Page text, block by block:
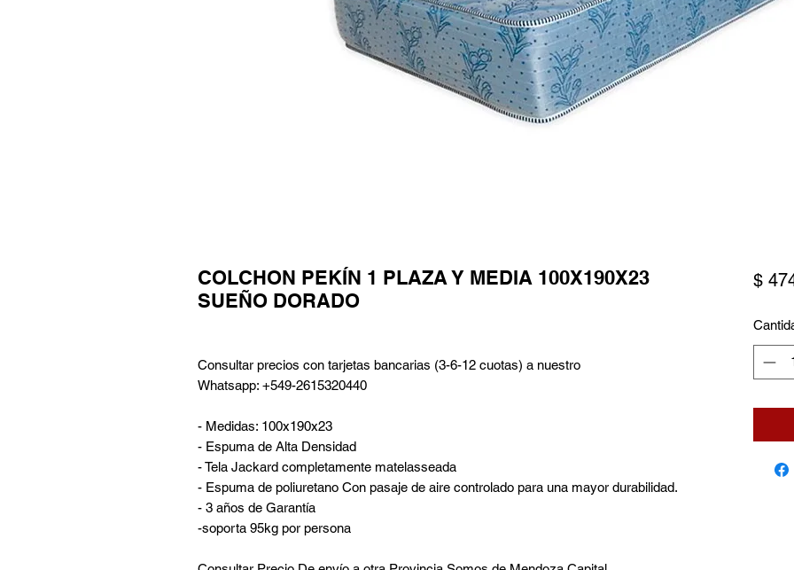
COLCHON PEKÍN 1 PLAZA Y MEDIA 100X190X23
SUEÑO DORADO
Consultar precios con tarjetas bancarias (3-6-12 cuotas) a nuestro
Whatsapp: +549-2615320440
- Medidas: 100x190x23
- Espuma de Alta Densidad
- Tela Jackard completamente matelasseada
- Espuma de poliuretano Con pasaje de aire controlado para una mayor durabilidad.
- 3 años de Garantía
-soporta 95kg por persona
$